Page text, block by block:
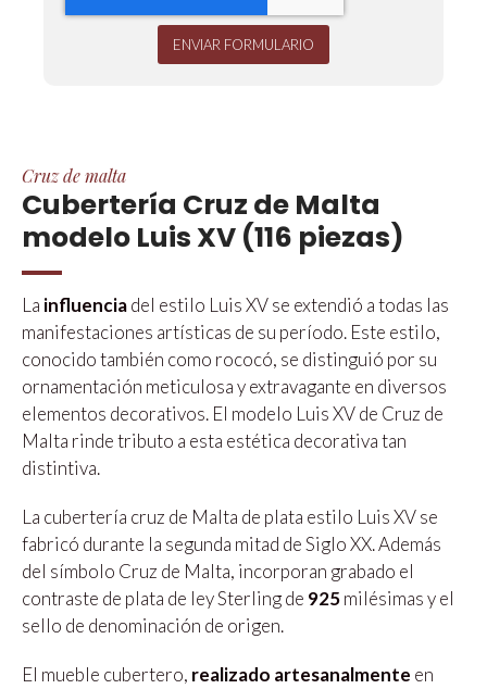
ENVIAR FORMULARIO
Cruz de malta
Cubertería Cruz de Malta
modelo Luis XV (116 piezas)
La influenciadel estilo Luis XV se extendió a todas las
manifestaciones artísticas de su período. Este estilo,
conocido también como rococó, se distinguió por su
ornamentación meticulosa y extravagante en diversos
elementos decorativos. El modelo Luis XV de Cruz de
Malta rinde tributo a esta estética decorativa tan
distintiva.
La cubertería cruz de Malta de plata estilo Luis XV se
fabricó durante la segunda mitad de Siglo XX. Además
del símbolo Cruz de Malta, incorporan grabado el
contraste de plata de ley Sterling de 925milésimas y el
sello de denominación de origen.
El mueble cubertero, realizado artesanalmente en